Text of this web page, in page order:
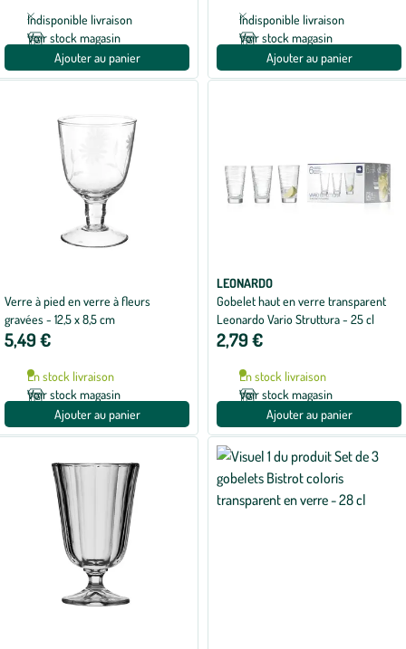
Indisponible livraison
Voir stock magasin
Ajouter au panier
Indisponible livraison
Voir stock magasin
Ajouter au panier
Verre à pied en verre à fleurs
gravées - 12,5 x 8,5 cm
5,49 €
En stock livraison
Voir stock magasin
Ajouter au panier
LEONARDO
Gobelet haut en verre transparent
Leonardo Vario Struttura - 25 cl
2,79 €
En stock livraison
Voir stock magasin
Ajouter au panier